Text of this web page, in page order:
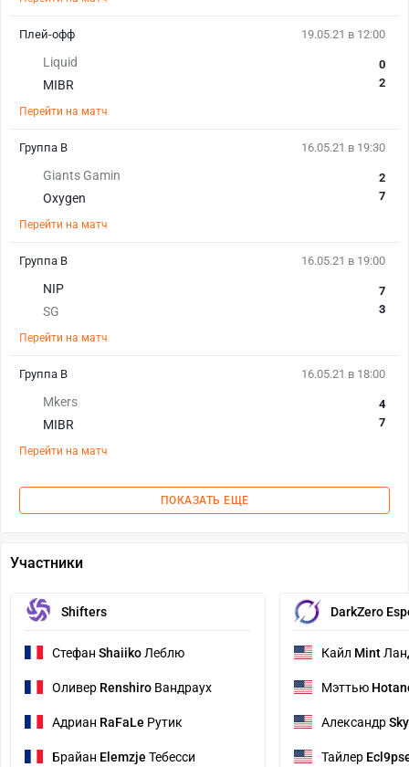
19.05.21 в 12:00
Liquid
MIBR
0
2
Перейти на матч
Плей-офф
16.05.21 в 19:30
Giants Gamin
Oxygen
2
7
Перейти на матч
Группа B
16.05.21 в 19:00
NIP
SG
7
3
Перейти на матч
Группа B
16.05.21 в 18:00
Mkers
MIBR
4
7
Перейти на матч
Группа B
ПОКАЗАТЬ ЕЩЕ
Участники
Shifters
Стефан Shaiiko Леблю
Оливер Renshiro Вандраух
Адриан RaFaLe Рутик
Брайан Elemzje Тебесси
DarkZero
Кайл Mint
Мэттью
Александр
Тайлер